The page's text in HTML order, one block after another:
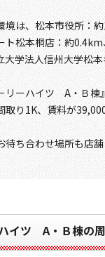
境は、松本市役所：
ト松本桐店：約
学法人信州大学松
リーハイツ A・Ｂ棟
取り1K、賃料が
待ち合わせ場所も店
イツ A・Ｂ棟の